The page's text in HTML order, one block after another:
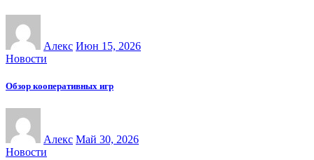
Алекс Июн 15, 2026
Новости
Обзор кооперативных игр
Алекс Май 30, 2026
Новости